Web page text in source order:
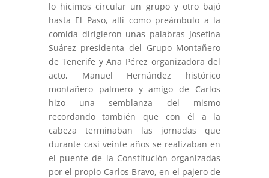
lo hicimos circular un grupo y otro bajó
hasta El Paso, allí como preámbulo a la
comida dirigieron unas palabras Josefina
Suárez presidenta del Grupo Montañero
de Tenerife y Ana Pérez organizadora del
acto, Manuel Hernández histórico
montañero palmero y amigo de Carlos
hizo una semblanza del mismo
recordando también que con él a la
cabeza terminaban las jornadas que
durante casi veinte años se realizaban en
el puente de la Constitución organizadas
por el propio Carlos Bravo, en el pajero de